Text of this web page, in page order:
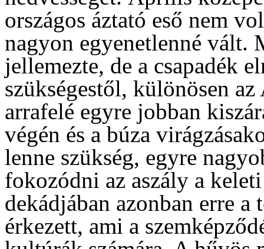
országos áztató eső nem
nagyon egyenetlenné vált.
jellemezte, de a csapadék
szükségestől, különösen
arrafelé egyre jobban
végén és a búza
lenne szükség, egyre
fokozódni az aszály a
dekádjában azonban erre a
érkezett, ami a